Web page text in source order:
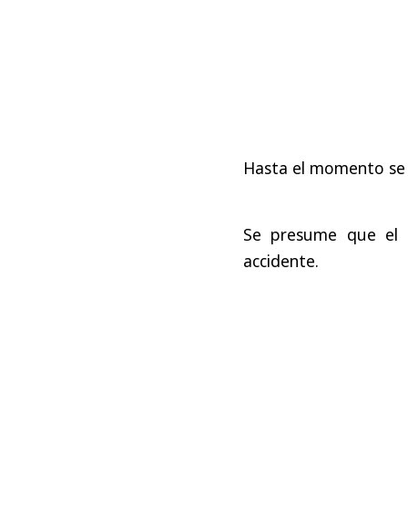
Hasta el momento
Se presume que el
accidente.